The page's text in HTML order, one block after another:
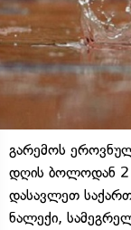
გარემოს
დღის ბოლოდან 2
დასავლეთ
ნალექი,